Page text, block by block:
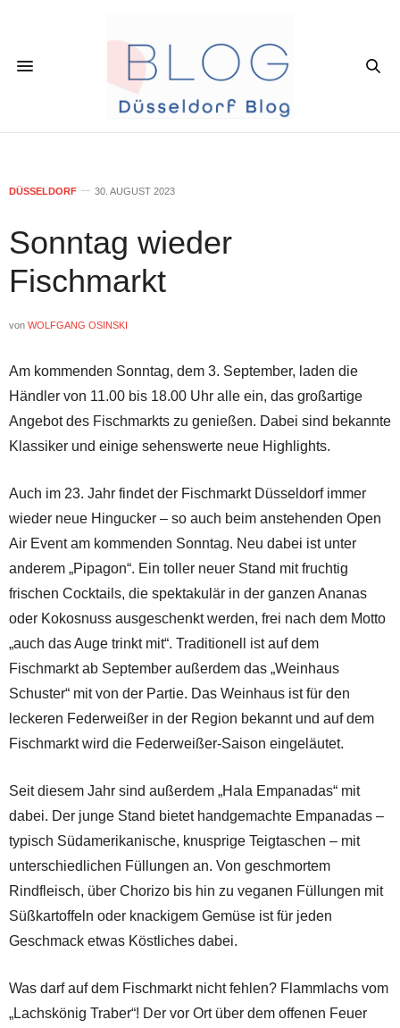
DÜSSELDORF 30. AUGUST 2023
Sonntag wieder
Fischmarkt
von WOLFGANG OSINSKI
Am kommenden Sonntag, dem 3. September, laden die
Händler von 11.00 bis 18.00 Uhr alle ein, das großartige
Angebot des Fischmarkts zu genießen. Dabei sind bekannte
Klassiker und einige sehenswerte neue Highlights.
Auch im 23. Jahr findet der Fischmarkt Düsseldorf immer
wieder neue Hingucker – so auch beim anstehenden Open
Air Event am kommenden Sonntag. Neu dabei ist unter
anderem „Pipagon“. Ein toller neuer Stand mit fruchtig
frischen Cocktails, die spektakulär in der ganzen Ananas
oder Kokosnuss ausgeschenkt werden, frei nach dem Motto
„auch das Auge trinkt mit“. Traditionell ist auf dem
Fischmarkt ab September außerdem das „Weinhaus
Schuster“ mit von der Partie. Das Weinhaus ist für den
leckeren Federweißer in der Region bekannt und auf dem
Fischmarkt wird die Federweißer-Saison eingeläutet.
Seit diesem Jahr sind außerdem „Hala Empanadas“ mit
dabei. Der junge Stand bietet handgemachte Empanadas –
typisch Südamerikanische, knusprige Teigtaschen – mit
unterschiedlichen Füllungen an. Von geschmortem
Rindfleisch, über Chorizo bis hin zu veganen Füllungen mit
Süßkartoffeln oder knackigem Gemüse ist für jeden
Geschmack etwas Köstliches dabei.
Was darf auf dem Fischmarkt nicht fehlen? Flammlachs vom
„Lachskönig Traber“! Der vor Ort über dem offenen Feuer